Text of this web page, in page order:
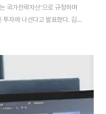
국가전략자산'으로 규정하며
자에 나선다고 발표했다. 김경
서울 여의도 국회도서관에서
지 않은 나라로 나뉘게 될
의 전략적 중요성이 부각된 배
. 김 정책관은 "딥시크의 출시
충격적이었다. 적은 GPU로도